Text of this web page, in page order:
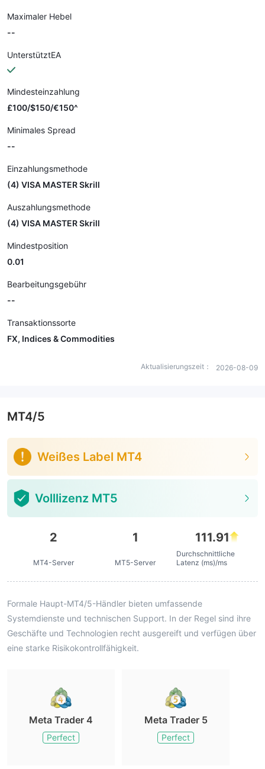
Maximaler Hebel
--
UnterstütztEA
Mindesteinzahlung
£100/$150/€150^
Minimales Spread
--
Einzahlungsmethode
(4) VISA MASTER Skrill
Auszahlungsmethode
(4) VISA MASTER Skrill
Mindestposition
0.01
Bearbeitungsgebühr
--
Transaktionssorte
FX, Indices & Commodities
Aktualisierungszeit： 2026-08-09
MT4/5
Weißes Label MT4
Volllizenz MT5
2
MT4-Server
1
MT5-Server
111.91
Durchschnittliche
Latenz (ms)/ms
Formale Haupt-MT4/5-Händler bieten umfassende
Systemdienste und technischen Support. In der Regel sind ihre
Geschäfte und Technologien recht ausgereift und verfügen über
eine starke Risikokontrollfähigkeit.
Meta Trader 4
Perfect
Meta Trader 5
Perfect